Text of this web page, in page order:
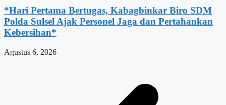
*Hari Pertama Bertugas, Kabagbinkar Biro SDM
Polda Sulsel Ajak Personel Jaga dan Pertahankan
Kebersihan*
Agustus 6, 2026